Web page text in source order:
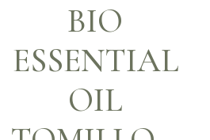
BIO
ESSENTIAL
OIL